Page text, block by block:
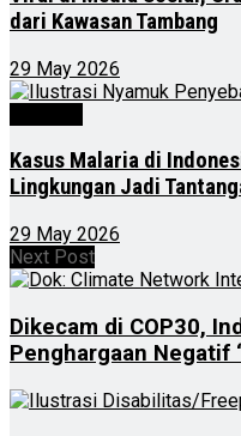
dari Kawasan Tambang
29 May 2026
Kasus Malaria di
Lingkungan Jadi
29 May 2026
Next Post
Dikecam di COP30,
Penghargaan Negatif